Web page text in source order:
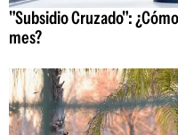
"Subsidio Cruzado":
mes?